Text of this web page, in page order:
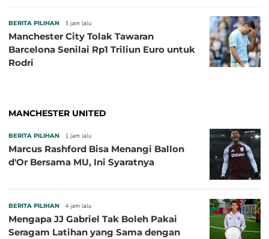
BERITA PILIHAN 5 jam lalu
Manchester City Tolak Tawaran
Barcelona Senilai Rp1 Triliun Euro untuk
Rodri
MANCHESTER UNITED
BERITA PILIHAN 1 jam lalu
Marcus Rashford Bisa Menangi Ballon
d'Or Bersama MU, Ini Syaratnya
BERITA PILIHAN 4 jam lalu
Mengapa JJ Gabriel Tak Boleh Pakai
Seragam Latihan yang Sama dengan